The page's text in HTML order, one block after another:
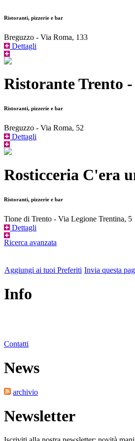
Ristoranti, pizzerie e bar
Breguzzo - Via Roma, 133
Dettagli
Ristorante Trento -
Ristoranti, pizzerie e bar
Breguzzo - Via Roma, 52
Dettagli
Rosticceria C'era
Ristoranti, pizzerie e bar
Tione di Trento - Via Legione Trentina, 5
Dettagli
Ricerca avanzata
Aggiungi ai tuoi Preferiti Invia questa
Info
Contatti
News
archivio
Newsletter